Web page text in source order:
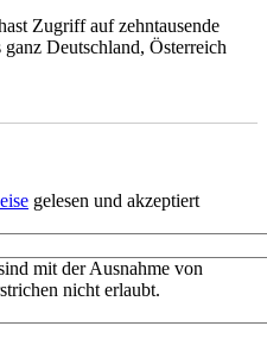
Zugriff auf zehntausende
Deutschland, Österreich
gelesen und akzeptiert
mit der Ausnahme von
nicht erlaubt.